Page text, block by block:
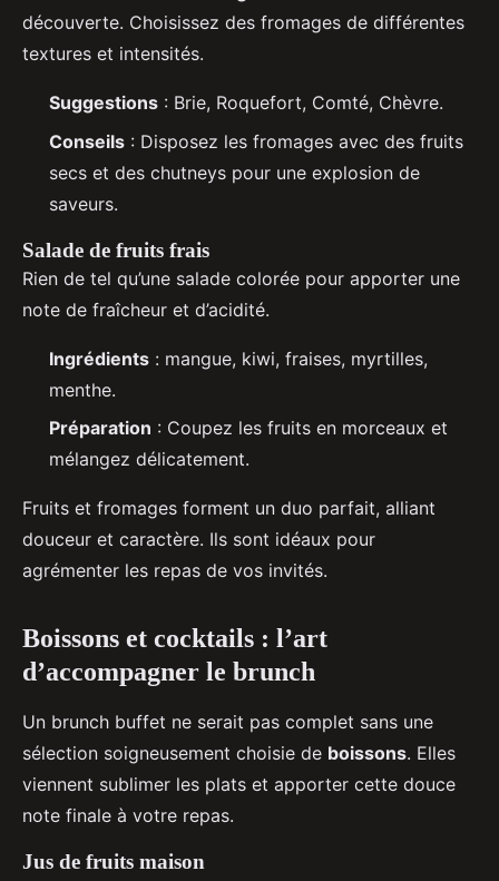
découverte. Choisissez des fromages de différentes
textures et intensités.
Suggestions : Brie, Roquefort, Comté, Chèvre.
Conseils : Disposez les fromages avec des fruits
secs et des chutneys pour une explosion de
saveurs.
Salade de fruits frais
Rien de tel qu’une salade colorée pour apporter une
note de fraîcheur et d’acidité.
Ingrédients : mangue, kiwi, fraises, myrtilles,
menthe.
Préparation : Coupez les fruits en morceaux et
mélangez délicatement.
Fruits et fromages forment un duo parfait, alliant
douceur et caractère. Ils sont idéaux pour
agrémenter les repas de vos invités.
Boissons et cocktails : l’art
d’accompagner le brunch
Un brunch buffet ne serait pas complet sans une
sélection soigneusement choisie de boissons. Elles
viennent sublimer les plats et apporter cette douce
note finale à votre repas.
Jus de fruits maison